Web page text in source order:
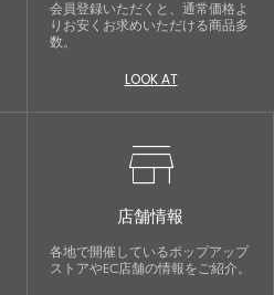
会員登録いただくと、通常価格よ
りお安くお求めいただける商品多
数。
LOOK AT
store
店舗情報
各地で開催しているポップアップ
ストアやEC店舗の情報をご紹介。